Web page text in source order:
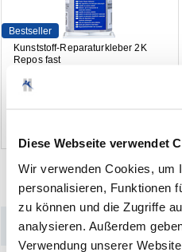
Diese Webseite verwendet
Wir verwenden Cookies, um
personalisieren, Funktionen
zu können und die Zugriffe
analysieren. Außerdem
Verwendung unserer
Bestseller
Kunststoff-Reparaturkl eber 2 K
Repos fast
– Produktdetails